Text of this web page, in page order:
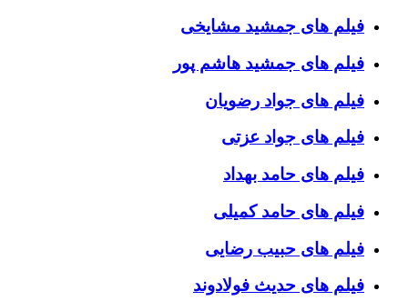
فیلم های جمشید مشایخی
فیلم های جمشید هاشم پور
فیلم های جواد رضویان
فیلم های جواد عزتی
فیلم های حامد بهداد
فیلم های حامد کمیلی
فیلم های حبیب رضایی
فیلم های حدیث فولادوند